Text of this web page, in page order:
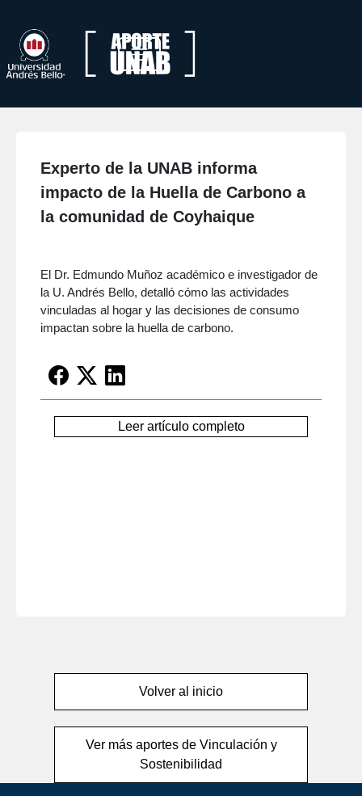
Experto de la UNAB informa
impacto de la Huella de Carbono a
la comunidad de Coyhaique
El Dr. Edmundo Muñoz académico e investigador de
la U. Andrés Bello, detalló cómo las actividades
vinculadas al hogar y las decisiones de consumo
impactan sobre la huella de carbono.
Leer artículo completo
Volver al inicio
Ver más aportes de Vinculación y
Sostenibilidad